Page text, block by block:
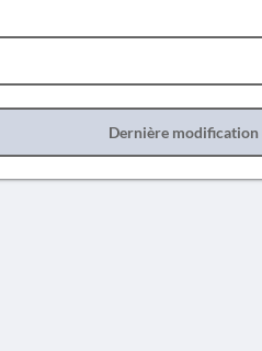
Dernière modification